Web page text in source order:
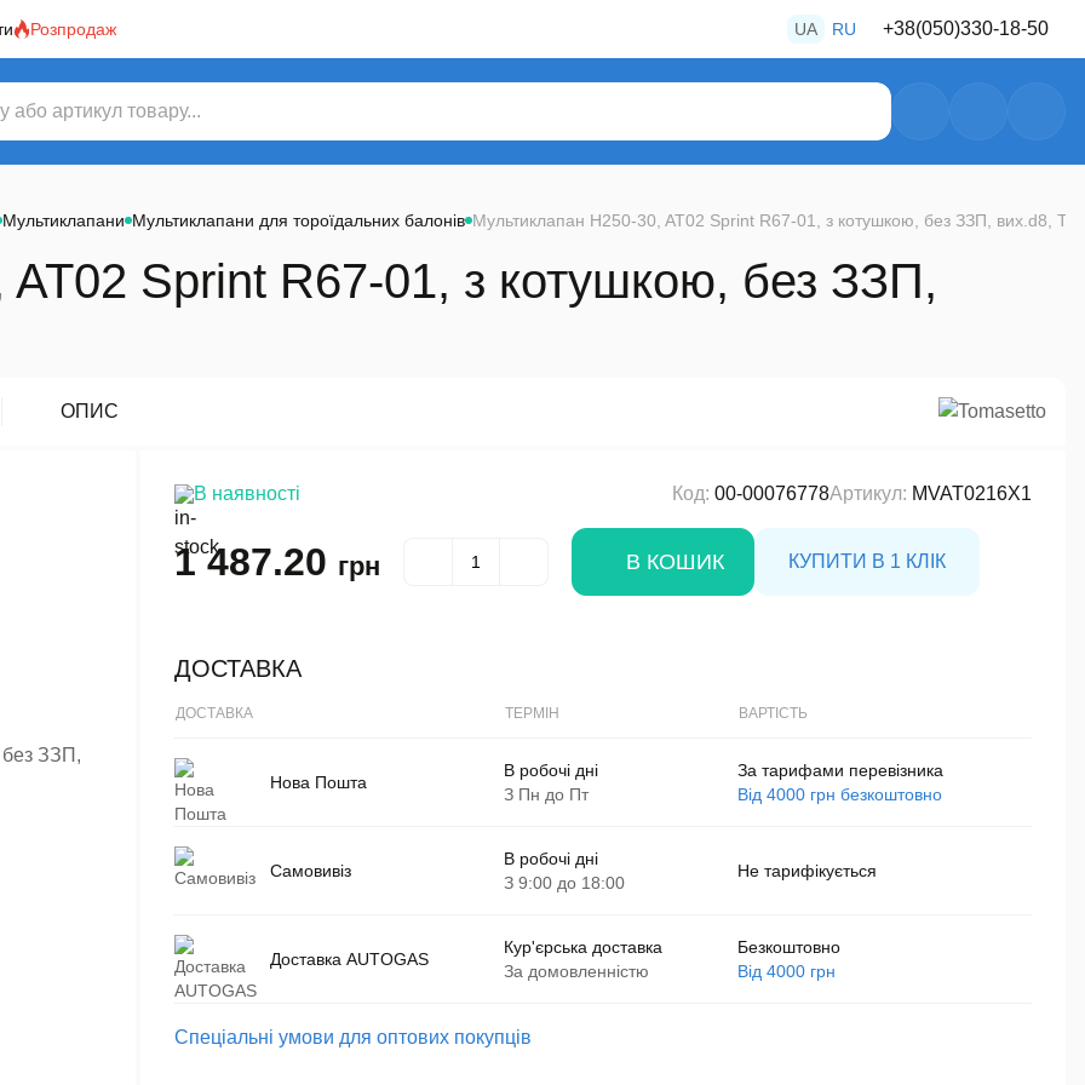
Розпродаж UA RU +38(050)330-18-50
+38(050)487-80-28
Мультиклапани Мультиклапани для тороїдальних балонів Мультиклапан H250-30, AT02 Sprint R67-01, з котушкою, без ЗЗП, вих.d8,
Sprint R67-01, з котушкою, без ЗЗП,
ОПИС
В наявності Код: 00-00076778Артикул: MVAT0216X1
1 487.20 грн В КОШИК КУПИТИ В 1 КЛІК
ДОСТАВКА
ДОСТАВКА ТЕРМІН ВАРТІСТЬ
Нова Пошта
В робочі дні
З Пн до Пт
За тарифами перевізника
Від 4000 грн безкоштовно
Самовивіз
В робочі дні
З 9:00 до 18:00
Не тарифікується
Доставка AUTOGAS
Кур'єрська доставка
За домовленністю
Безкоштовно
Від 4000 грн
Спеціальні умови для оптових покупців